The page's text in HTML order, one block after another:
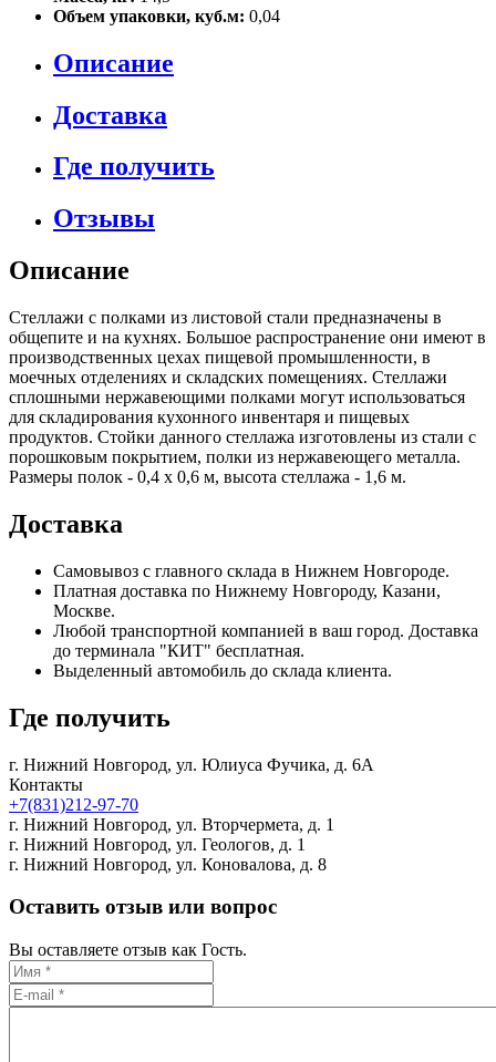
Объем упаковки, куб.м: 0,04
Описание
Доставка
Где получить
Отзывы
Описание
Стеллажи с полками из листовой стали предназначены в
общепите и на кухнях. Большое распространение они имеют в
производственных цехах пищевой промышленности, в
моечных отделениях и складских помещениях. Стеллажи
сплошными нержавеющими полками могут использоваться
для складирования кухонного инвентаря и пищевых
продуктов. Стойки данного стеллажа изготовлены из стали с
порошковым покрытием, полки из нержавеющего металла.
Размеры полок - 0,4 х 0,6 м, высота стеллажа - 1,6 м.
Доставка
Самовывоз с главного склада в Нижнем Новгороде.
Платная доставка по Нижнему Новгороду, Казани,
Москве.
Любой транспортной компанией в ваш город. Доставка
до терминала "КИТ" бесплатная.
Выделенный автомобиль до склада клиента.
Где получить
г. Нижний Новгород, ул. Юлиуса Фучика, д. 6А
Контакты
+7(831)212-97-70
г. Нижний Новгород, ул. Вторчермета, д. 1
г. Нижний Новгород, ул. Геологов, д. 1
г. Нижний Новгород, ул. Коновалова, д. 8
Оставить отзыв или вопрос
Вы оставляете отзыв как Гость.